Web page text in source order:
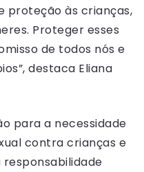
proteção às crianças,
Proteger esses
de todos nós e
destaca Eliana
para a necessidade
contra crianças e